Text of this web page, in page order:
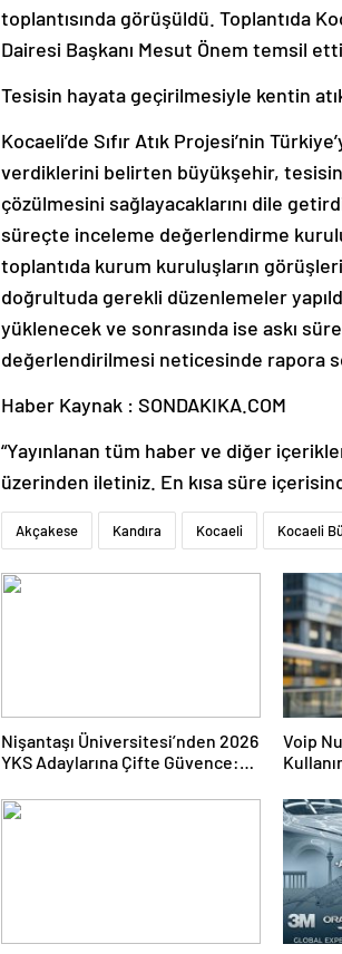
toplantısında görüşüldü. Toplantıda
Dairesi Başkanı Mesut Önem temsil
Tesisin hayata geçirilmesiyle kentin
Kocaeli’de Sıfır Atık Projesi’nin
verdiklerini belirten büyükşehir,
çözülmesini sağlayacaklarını dile
süreçte inceleme değerlendirme
toplantıda kurum kuruluşların
doğrultuda gerekli düzenlemeler
yüklenecek ve sonrasında ise askı
değerlendirilmesi neticesinde rapora
Haber Kaynak : SONDAKIKA.COM
“Yayınlanan tüm haber ve diğer
üzerinden iletiniz. En kısa süre
Akçakese Kandıra Kocaeli Kocaeli
Nişantaşı Üniversitesi’nden 2026
YKS Adaylarına Çifte Güvence:
Voip